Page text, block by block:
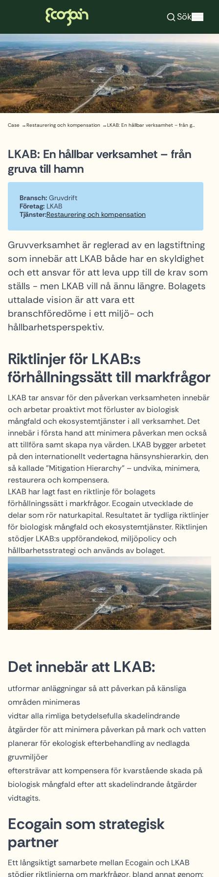
Hoppa till innehåll
Sök
Case Restaurering och kompensation LKAB: En hållbar verksamhet – från gruva till hamn
LKAB: En hållbar verksamhet – från
gruva till hamn
Bransch: Gruvdrift
Företag: LKAB
Tjänster:Restaurering och kompensation
Gruvverksamhet är reglerad av en lagstiftning
som innebär att LKAB både har en skyldighet
och ett ansvar för att leva upp till de krav som
ställs - men LKAB vill nå ännu längre. Bolagets
uttalade vision är att vara ett
branschföredöme i ett miljö- och
hållbarhetsperspektiv.
Riktlinjer för LKAB:s
förhållningssätt till markfrågor
LKAB tar ansvar för den påverkan verksamheten innebär
och arbetar proaktivt mot förluster av biologisk
mångfald och ekosystemtjänster i all verksamhet. Det
innebär i första hand att minimera påverkan men också
att tillföra samt skapa nya värden. LKAB bygger arbetet
på den internationellt vedertagna hänsynshierarkin, den
så kallade ”Mitigation Hierarchy” – undvika, minimera,
restaurera och kompensera.
LKAB har lagt fast en riktlinje för bolagets
förhållningssätt i markfrågor. Ecogain utvecklade de
delar som rör naturkapital. Resultatet är tydliga riktlinjer
för biologisk mångfald och ekosystemtjänster. Riktlinjen
stödjer LKAB:s uppförandekod, miljöpolicy och
hållbarhetsstrategi och används av bolaget.
Det innebär att LKAB:
utformar anläggningar så att påverkan på känsliga
områden minimeras
vidtar alla rimliga betydelsefulla skadelindrande
åtgärder för att minimera påverkan på mark och vatten
planerar för ekologisk efterbehandling av nedlagda
gruvmiljöer
eftersträvar att kompensera för kvarstående skada på
biologisk mångfald efter att skadelindrande åtgärder
vidtagits.
Ecogain som strategisk
partner
Ett långsiktigt samarbete mellan Ecogain och LKAB
stödjer riktlinjerna om markfrågor, bland annat genom: